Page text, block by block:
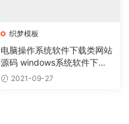
织梦模板
电脑操作系统软件下载类网站
源码 windows系统软件下载
网站织梦模板
2021-09-27